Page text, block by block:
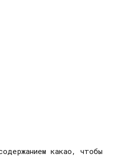
какао, чтобы